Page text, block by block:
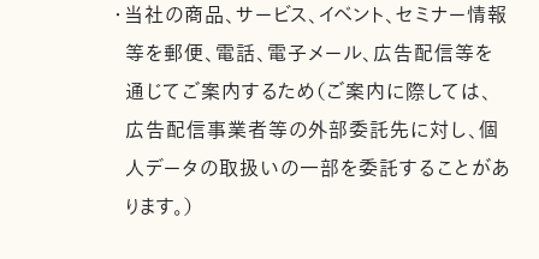
・当社の商品、サービス、イベント、セミナー情報
等を郵便、電話、電子メール、広告配信等を
通じてご案内するため（ご案内に際しては、
広告配信事業者等の外部委託先に対し、個
人データの取扱いの一部を委託することがあ
ります。）